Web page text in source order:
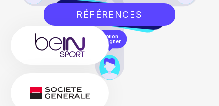
Motion
Designer
RÉFÉRENCES